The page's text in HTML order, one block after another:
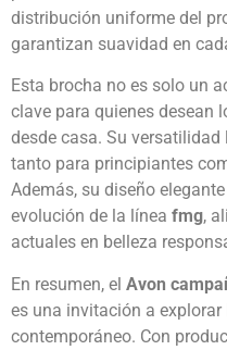
distribución uniforme del
garantizan suavidad en
Esta brocha no es solo un
clave para quienes desean
desde casa. Su versatilidad
tanto para principiantes
Además, su diseño
evolución de la línea fmg,
actuales en belleza
En resumen, el Avon
es una invitación a
contemporáneo. Con